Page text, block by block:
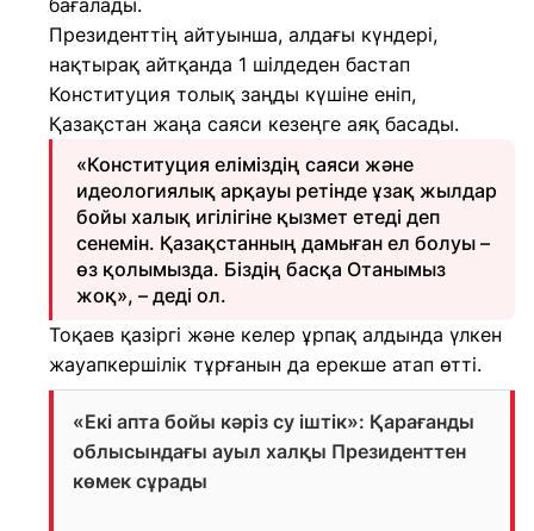
бағалады.
Президенттің айтуынша, алдағы күндері,
нақтырақ айтқанда 1 шілдеден бастап
Конституция толық заңды күшіне еніп,
Қазақстан жаңа саяси кезеңге аяқ басады.
«Конституция еліміздің саяси және
идеологиялық арқауы ретінде ұзақ жылдар
бойы халық игілігіне қызмет етеді деп
сенемін. Қазақстанның дамыған ел болуы –
өз қолымызда. Біздің басқа Отанымыз
жоқ», – деді ол.
Тоқаев қазіргі және келер ұрпақ алдында үлкен
жауапкершілік тұрғанын да ерекше атап өтті.
«Екі апта бойы кәріз су іштік»: Қарағанды
облысындағы ауыл халқы Президенттен
көмек сұрады